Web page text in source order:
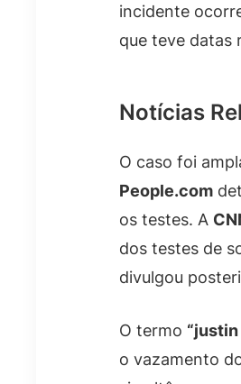
incidente
que teve datas
Notícias
O caso foi
People.com
os testes. A
dos testes de
divulgou
O termo
o vazamento